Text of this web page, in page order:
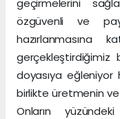
geçirmelerini
özgüvenli ve
hazırlanmasına
gerçekleştirdiğimiz
doyasıya eğleniyor
birlikte üretmenin ve
Onların